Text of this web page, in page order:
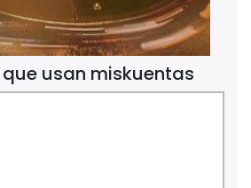
que usan miskuentas